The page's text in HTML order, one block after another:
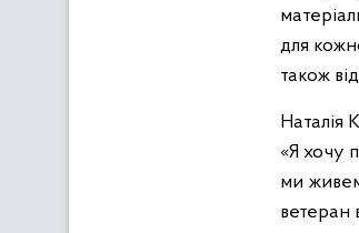
для
також
Наталія
«Я хочу
ми
ветеран